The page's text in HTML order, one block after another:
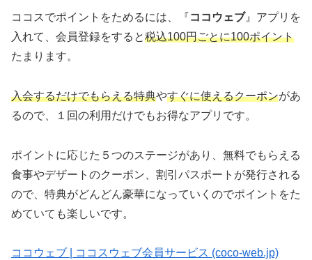
ココスでポイントをためるには、『ココウェブ』アプリを
入れて、会員登録をすると税込100円ごとに100ポイント
たまります。
入会するだけでもらえる特典やすぐに使えるクーポンがあ
るので、１回の利用だけでもお得なアプリです。
ポイントに応じた５つのステージがあり、無料でもらえる
食事やデザートのクーポン、割引パスポートが発行される
ので、特典がどんどん豪華になっていくのでポイントをた
めていても楽しいです。
ココウェブ | ココスウェブ会員サービス (coco-web.jp)